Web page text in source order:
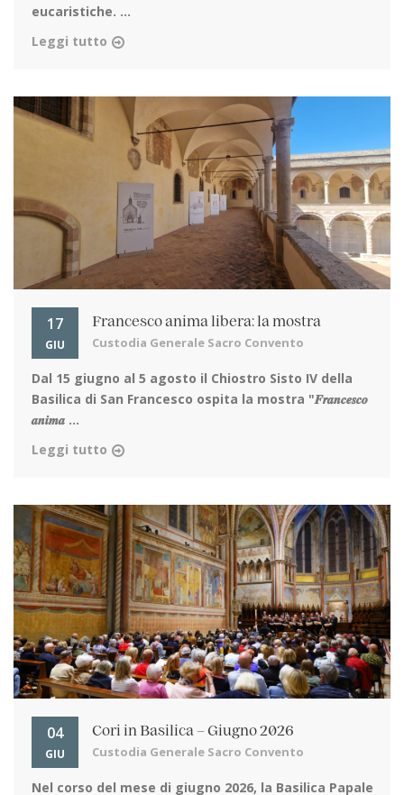
eucaristiche. ...
Leggi tutto
17
GIU
Francesco anima libera: la mostra
Custodia Generale Sacro Convento
Dal 15 giugno al 5 agosto il Chiostro Sisto IV della
Basilica di San Francesco ospita la mostra "𝑭𝒓𝒂𝒏𝒄𝒆𝒔𝒄𝒐
𝒂𝒏𝒊𝒎𝒂 ...
Leggi tutto
04
GIU
Cori in Basilica – Giugno 2026
Custodia Generale Sacro Convento
Nel corso del mese di giugno 2026, la Basilica Papale